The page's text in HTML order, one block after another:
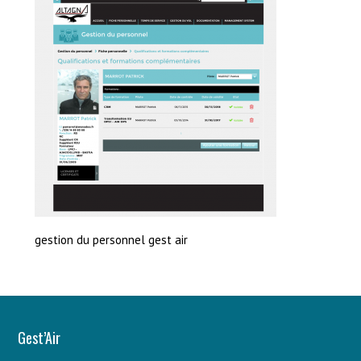
gestion du personnel gest air
Gest’Air